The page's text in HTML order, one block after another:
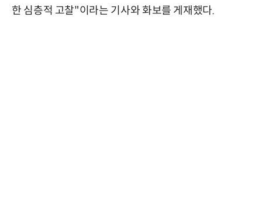
한 심층적 고찰"이라는 기사와 화보를 게재했다.